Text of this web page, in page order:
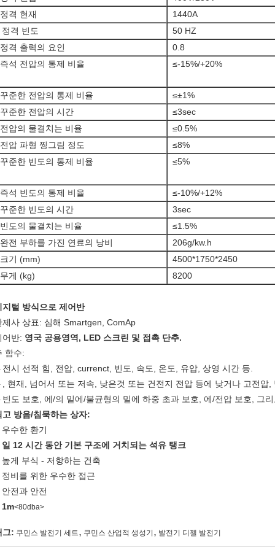
정격 현재
1440A
정격 빈도
50 HZ
정격 출력의 요인
0.8
즉석 전압의 통제 비율
≤-15%/+20%
꾸준한 전압의 통제 비율
≤±1%
꾸준한 전압의 시간
≤3sec
전압의 물결치는 비율
≤0.5%
전압 파형 찡그림 정도
≤8%
꾸준한 빈도의 통제 비율
≤5%
즉석 빈도의 통제 비율
≤-10%/+12%
꾸준한 빈도의 시간
3sec
빈도의 물결치는 비율
≤1.5%
완전 부하를 가진 연료의 낭비
206g/kw.h
크기 (mm)
4500*1750*2450
무게 (kg)
8200
지털 방식으로 제어반
제사 상표: 심해 Smartgen, ComAp
어반: 영국 공용영역, LED 스크린 및 접촉 단추.
함수:
전시 선적 힘, 전압, currenct, 빈도, 속도, 온도, 유압, 상영 시간 등.
, 현재, 넘어서 또는 저속, 낮은것 또는 건전지 전압 등에 낮거나 고전압
빈도 보호, 에/의 밑에/불균형의 밑에 하중 초과 보호, 에/전압 보호, 그
고 방음/침묵하는 상자:
우수한 환기
일 12 시간 동안 기본 구조에 거치되는 석유 탱크
높게 부식 - 저항하는 건축
정비를 위한 우수한 접근
안전과 안전
1m<80dba>
그: 쿠민스 발전기 세트, 쿠민스 산업적 생성기 , 발전기 디젤 발전기